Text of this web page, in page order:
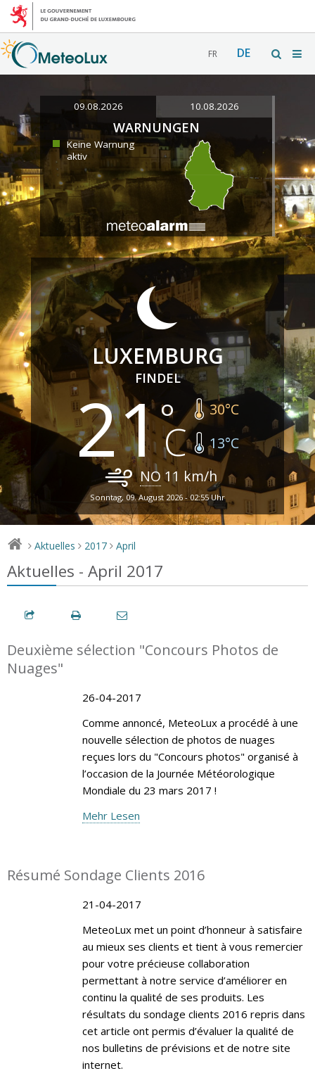
FR DE
09.08.2026 10.08.2026
WARNUNGEN
Keine Warnung
aktiv
LUXEMBURG
FINDEL
21 30°C
13°C
NO 11 km/h
Sonntag, 09. August 2026 - 02:55 Uhr
> Aktuelles > 2017 > April
Aktuelles - April 2017
Deuxième sélection "Concours Photos de
Nuages"
26-04-2017
Comme annoncé, MeteoLux a procédé à une
nouvelle sélection de photos de nuages
reçues lors du "Concours photos" organisé à
l’occasion de la Journée Météorologique
Mondiale du 23 mars 2017 !
Mehr Lesen
Résumé Sondage Clients 2016
21-04-2017
MeteoLux met un point d’honneur à satisfaire
au mieux ses clients et tient à vous remercier
pour votre précieuse collaboration
permettant à notre service d’améliorer en
continu la qualité de ses produits. Les
résultats du sondage clients 2016 repris dans
cet article ont permis d’évaluer la qualité de
nos bulletins de prévisions et de notre site
internet.